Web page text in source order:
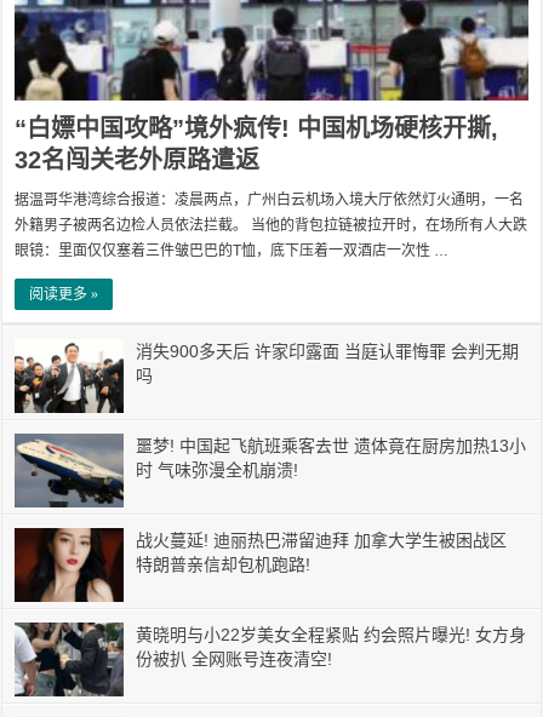
“白嫖中国攻略”境外疯传! 中国机场硬核开撕,
32名闯关老外原路遣返
据温哥华港湾综合报道：凌晨两点，广州白云机场入境大厅依然灯火通明，一名
外籍男子被两名边检人员依法拦截。 当他的背包拉链被拉开时，在场所有人大跌
眼镜：里面仅仅塞着三件皱巴巴的T恤，底下压着一双酒店一次性 …
阅读更多 »
消失900多天后 许家印露面 当庭认罪悔罪 会判无期
吗
噩梦! 中国起飞航班乘客去世 遗体竟在厨房加热13小
时 气味弥漫全机崩溃!
战火蔓延! 迪丽热巴滞留迪拜 加拿大学生被困战区
特朗普亲信却包机跑路!
黄晓明与小22岁美女全程紧贴 约会照片曝光! 女方身
份被扒 全网账号连夜清空!